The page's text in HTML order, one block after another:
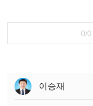
0/0
이승재